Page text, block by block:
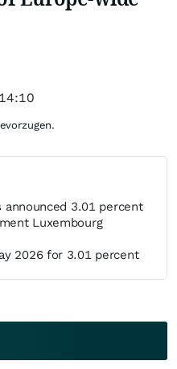
3.01 percent
Luxembourg
2026 for 3.01 percent